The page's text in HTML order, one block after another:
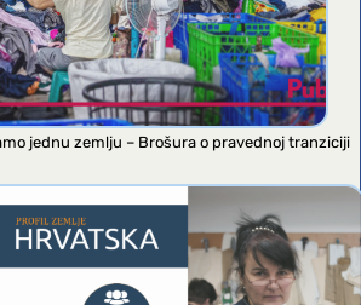
jednu zemlju – Brošura o pravednoj tranziciji